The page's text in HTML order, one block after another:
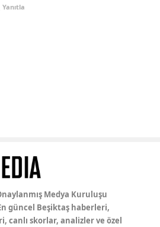
Yanıtla
Medya Kuruluşu
güncel Beşiktaş haberleri,
canlı skorlar, analizler ve özel